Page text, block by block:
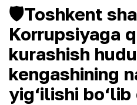
🛡Toshkent
Korrupsiyaga
kurashish
kengashining
yig‘ilishi bo‘lib